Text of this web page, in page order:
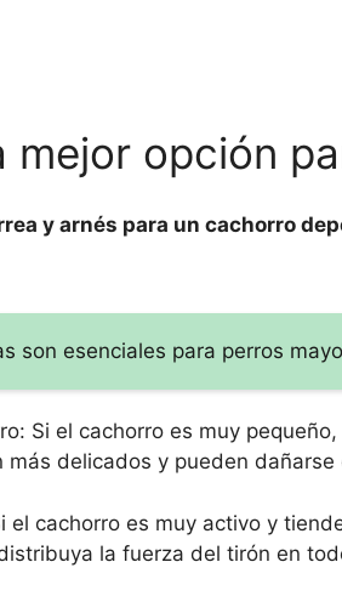
mejor opción
y arnés para un cachorro
son esenciales para perros
Si el cachorro es muy
más delicados y pueden dañarse
el cachorro es muy activo y
la fuerza del tirón en